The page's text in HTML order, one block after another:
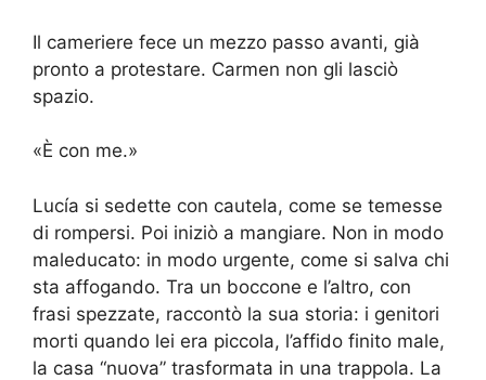
Il cameriere fece un mezzo passo avanti, già
pronto a protestare. Carmen non gli lasciò
spazio.
«È con me.»
Lucía si sedette con cautela, come se temesse
di rompersi. Poi iniziò a mangiare. Non in modo
maleducato: in modo urgente, come si salva chi
sta affogando. Tra un boccone e l’altro, con
frasi spezzate, raccontò la sua storia: i genitori
morti quando lei era piccola, l’affido finito male,
la casa “nuova” trasformata in una trappola. La